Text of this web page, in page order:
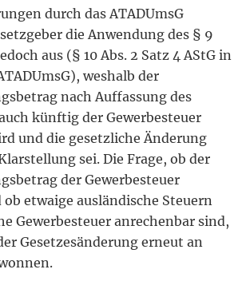
durch das ATADUmsG
die Anwendung des § 9
aus (§ 10 Abs. 2 Satz 4 AStG in
weshalb der
nach Auffassung des
künftig der Gewerbesteuer
und die gesetzliche Änderung
sei. Die Frage, ob der
der Gewerbesteuer
etwaige ausländische Steuern
Gewerbesteuer anrechenbar sind,
Gesetzesänderung erneut an